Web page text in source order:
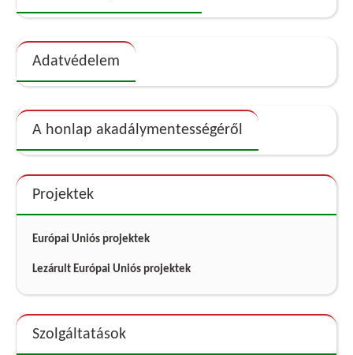
Adatvédelem
A honlap akadálymentességéről
Projektek
Európai Uniós projektek
Lezárult Európai Uniós projektek
Szolgáltatások